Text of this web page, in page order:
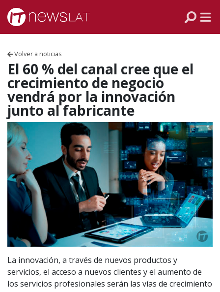
Skip to content
Volver a noticias
El 60 % del canal cree que el
crecimiento de negocio
vendrá por la innovación
junto al fabricante
La innovación, a través de nuevos productos y
servicios, el acceso a nuevos clientes y el aumento de
los servicios profesionales serán las vías de crecimiento
VENEZUELA
ECUADOR
PERÚ
CHILE
ARGENTINA
MÉXICO